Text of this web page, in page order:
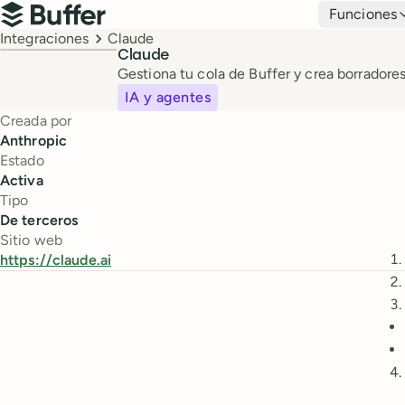
Navegación principal
Buffer
Funciones
Breadcrumbs
Integraciones Claude
Claude
Gestiona tu cola de Buffer y crea
IA y agentes
Creada por
Anthropic
Estado
Activa
Tipo
De terceros
Sitio web
https://claude.ai